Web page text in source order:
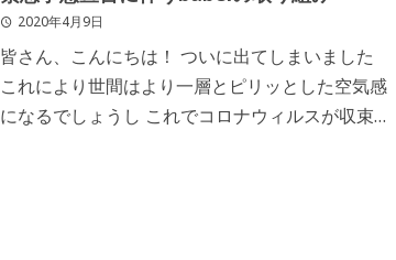
2020年4月9日
皆さん、こんにちは！ ついに出てしまいました
これにより世間はより一層とピリッとした空気感
になるでしょうし これでコロナウィルスが収束す